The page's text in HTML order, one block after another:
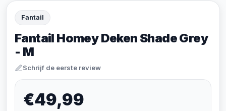
Fantail
Fantail Homey Deken Shade Grey
- M
Schrijf de eerste review
€49,99